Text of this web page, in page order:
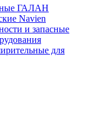
ГАЛАН
Navien
и запасные
для